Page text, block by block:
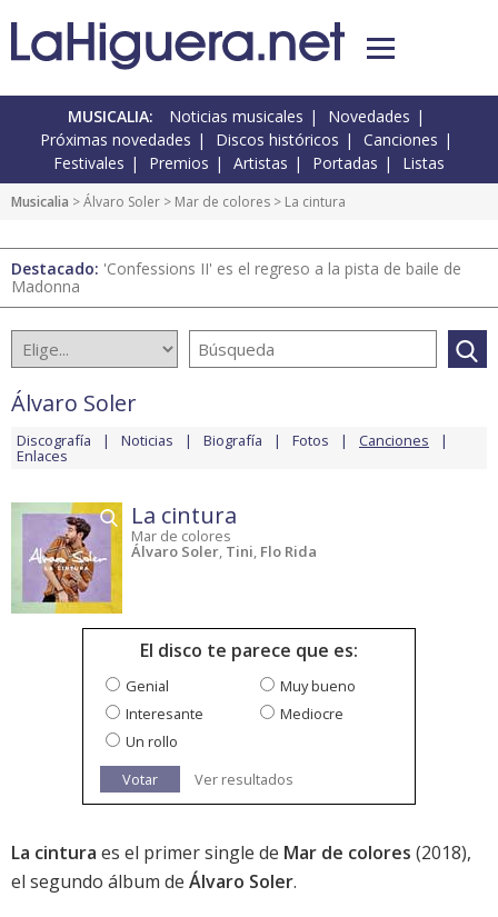
MUSICALIA: Noticias musicales
Novedades
Próximas novedades
Discos históricos
Canciones
Festivales
Premios Artistas Portadas Listas
Musicalia >Álvaro Soler > Mar de colores > La cintura
Destacado: 'Confessions II' es el regreso a la pista de baile de
Madonna
Álvaro Soler
Discografía Noticias Biografía Fotos Canciones
Enlaces
La cintura
Mar de colores
Álvaro Soler, Tini, Flo Rida
El disco te parece que es:
Genial
Muy bueno
Interesante
Mediocre
Un rollo
Votar
Ver resultados
La cintura es el primer single de Mar de colores (2018),
el segundo álbum de Álvaro Soler.